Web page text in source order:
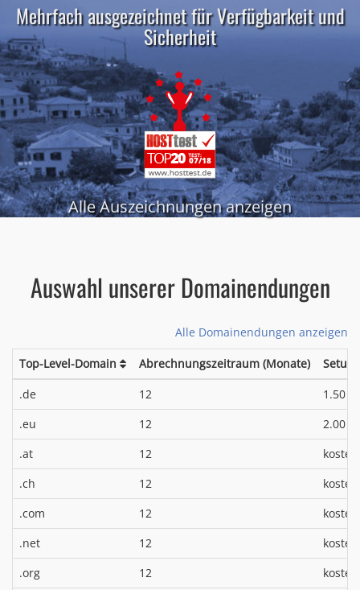
Mehrfach ausgezeichnet für Verfügbarkeit und
Sicherheit
Alle Auszeichnungen anzeigen
Auswahl unserer Domainendungen
Alle Domainendungen anzeigen
Top-Level-Domain Abrechnungszeitraum (Monate)
.de
12 1.50 €
.eu 12 2.00 €
.at 12
.ch
12
.com
12
.net
12
.org
12